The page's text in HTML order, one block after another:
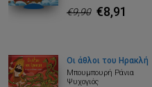
€9,90 €8,91
Οι άθλοι του Ηρακλή
Μπουμπουρή Ράνια
Ψυχογιός